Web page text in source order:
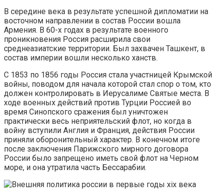
В середине века в результате успешной дипломатии на
восточном направлении в состав России вошла
Армения. В 60-х годах в результате военного
проникновения Россия расширила свои
среднеазиатские территории. Был захвачен Ташкент, в
состав империи вошли несколько ханств.
С 1853 по 1856 годы Россия стала участницей Крымской
войны, поводом для начала которой стал спор о том, кто
должен контролировать в Иерусалиме Святые места. В
ходе военных действий против Турции Россией во
время Синопского сражения был уничтожен
практически весь неприятельский флот, но когда в
войну вступили Англия и Франция, действия России
приняли оборонительный характер. В конечном итоге
после заключения Парижского мирного договора
России было запрещено иметь свой флот на Черном
море, и она утратила часть Бессарабии.